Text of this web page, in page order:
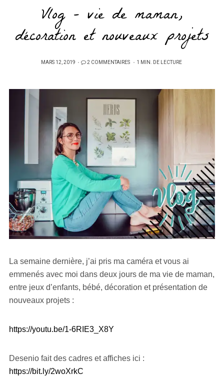
Vlog – vie de maman,
décoration et nouveaux projets
PUBLIÉ
MARS 12, 2019 2 COMMENTAIRES 1 MIN. DE LECTURE
La semaine dernière, j’ai pris ma caméra et vous ai
emmenés avec moi dans deux jours de ma vie de maman,
entre jeux d’enfants, bébé, décoration et présentation de
nouveaux projets :
https://youtu.be/1-6RIE3_X8Y
Desenio fait des cadres et affiches ici :
https://bit.ly/2woXrkC